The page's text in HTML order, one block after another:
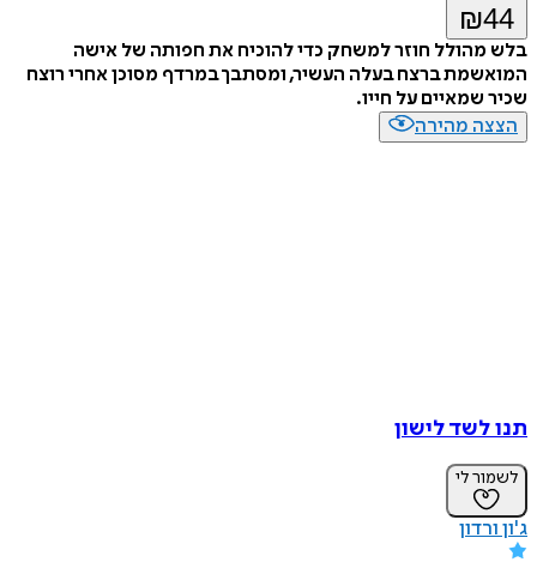
₪44
בלש מהולל חוזר למשחק כדי להוכיח את חפותה של אישה
המואשמת ברצח בעלה העשיר, ומסתבך במרדף מסוכן אחרי רוצח
שכיר שמאיים על חייו.
הצצה מהירה
תנו לשד לישון
לשמור לי
ג'ון ורדון